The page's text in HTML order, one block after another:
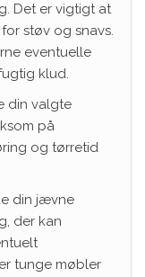
Det er vigtigt at
støv og snavs.
eventuelle
klud.
din valgte
på
og tørretid
din jævne
der kan
tunge møbler